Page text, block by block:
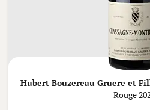
Hubert Bouzereau Gruere et
Rouge